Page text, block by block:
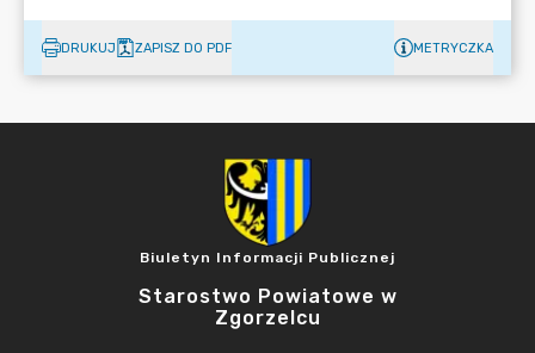
DRUKUJ ZAPISZ DO PDF METRYCZKA
Biuletyn Informacji Publicznej
Starostwo Powiatowe w
Zgorzelcu